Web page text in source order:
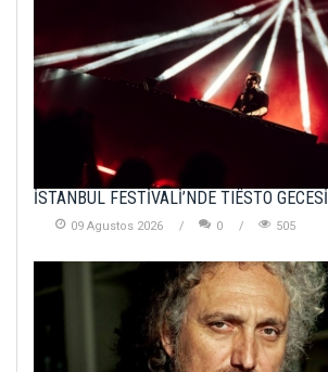
İSTANBUL FESTİVALİ’NDE TIËSTO GECESİ
09 Agustos 2026 0 505